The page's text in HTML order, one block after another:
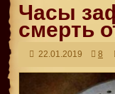
Часы
смерть
22.01.2019 8